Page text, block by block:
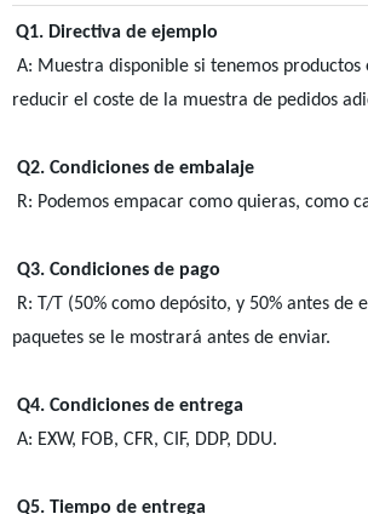
Q1. Directiva de ejemplo
A: Muestra disponible si tenemos
reducir el coste de la muestra de pedidos
Q2. Condiciones de embalaje
R: Podemos empacar como quieras, como
Q3. Condiciones de pago
R: T/T (50% como depósito, y 50% antes
paquetes se le mostrará antes de enviar.
Q4. Condiciones de entrega
A: EXW, FOB, CFR, CIF, DDP, DDU.
Q5. Tiempo de entrega